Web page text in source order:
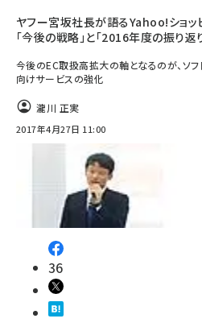
ヤフー宮坂社長が語るYahoo!ショッ
「今後の戦略」と「2016年度の振り返
今後のEC取扱高拡大の軸となるのが、ソ
向けサービスの強化
瀧川 正実
2017年4月27日 11:00
36